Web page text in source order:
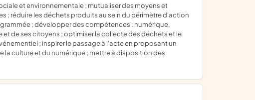
; réduire les déchets produits au sein du périmètre d'action
; développer des compétences : numérique,
de ses citoyens ; optimiser la collecte des déchets et le
; inspirer le passage à l'acte en proposant un
culture et du numérique ; mettre à disposition des